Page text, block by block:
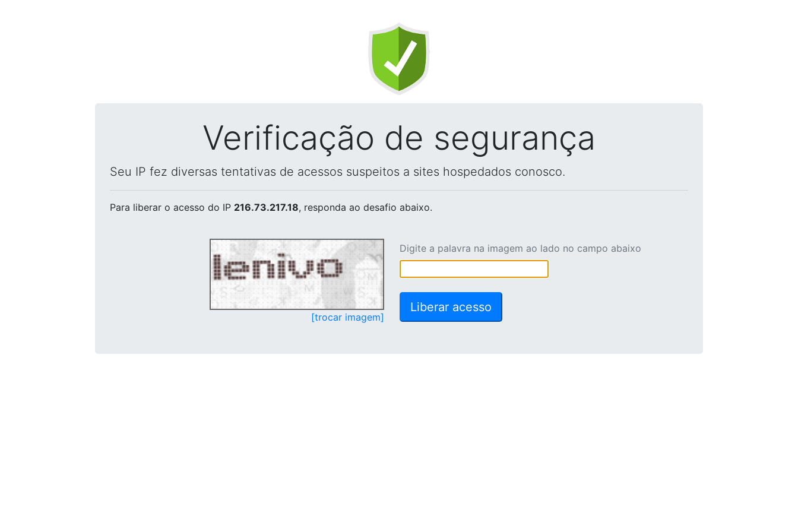
Verificação de segurança
Seu IP fez diversas tentativas de acessos suspeitos a sites hospedados conosco.
Para liberar o acesso do IP 216.73.217.18, responda ao desafio abaixo.
[trocar imagem]
Digite a palavra na imagem ao lado no campo abaixo